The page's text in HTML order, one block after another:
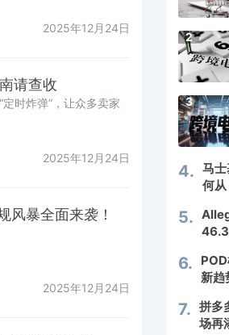
2025年12月24日
请查收
时炸弹”，让众多卖家
2025年12月24日
风暴全面来袭！
2025年12月24日
2
3
4. 马
何从
5.
6.
新趋
7. 拼多
场再